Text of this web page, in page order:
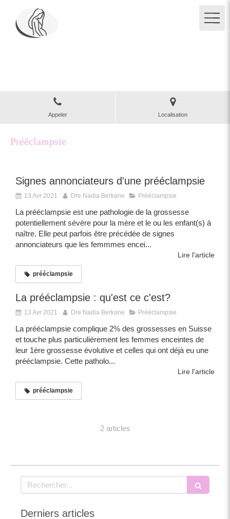
Appeler Localisation
Prééclampsie
Signes annonciateurs d'une prééclampsie
13 Avr 2021 Dre Nadia Berkane Prééclampsie
La prééclampsie est une pathologie de la grossesse
potentiellement sévère pour la mère et le ou les enfant(s) à
naître. Elle peut parfois être précédée de signes
annonciateurs que les femmmes encei...
Lire l'article
prééclampsie
La prééclampsie : qu'est ce c'est?
13 Avr 2021 Dre Nadia Berkane Prééclampsie
La prééclampsie complique 2% des grossesses en Suisse
et touche plus particulièrement les femmes enceintes de
leur 1ère grossesse évolutive et celles qui ont déjà eu une
prééclampsie. Cette patholo...
Lire l'article
prééclampsie
2 articles
Rechercher
Derniers articles